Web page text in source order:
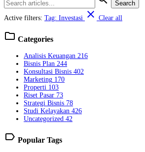
Search
Active filters: Tag: Investasi close Clear all
folder Categories
Analisis Keuangan 216
Bisnis Plan 244
Konsultasi Bisnis 402
Marketing 170
Properti 103
Riset Pasar 73
Strategi Bisnis 78
Studi Kelayakan 426
Uncategorized 42
label Popular Tags